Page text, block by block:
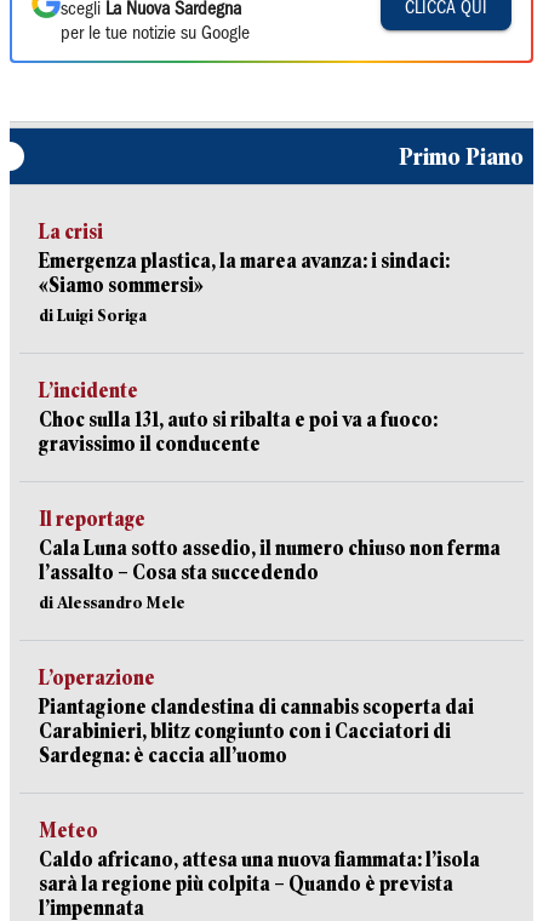
scegli La Nuova Sardegna
per le tue notizie su Google
CLICCA QUI
Primo Piano
La crisi
Emergenza plastica, la marea avanza: i sindaci:
«Siamo sommersi»
di Luigi Soriga
L’incidente
Choc sulla 131, auto si ribalta e poi va a fuoco:
gravissimo il conducente
Il reportage
Cala Luna sotto assedio, il numero chiuso non ferma
l’assalto – Cosa sta succedendo
di Alessandro Mele
L’operazione
Piantagione clandestina di cannabis scoperta dai
Carabinieri, blitz congiunto con i Cacciatori di
Sardegna: è caccia all’uomo
Meteo
Caldo africano, attesa una nuova fiammata: l’isola
sarà la regione più colpita – Quando è prevista
l’impennata